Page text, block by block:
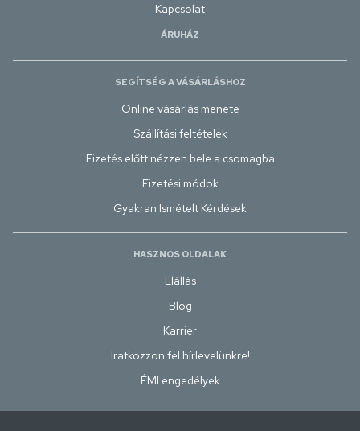
Kapcsolat
ÁRUHÁZ
SEGÍTSÉG A VÁSÁRLÁSHOZ
Online vásárlás menete
Szállítási feltételek
Fizetés előtt nézzen bele a csomagba
Fizetési módok
Gyakran Ismételt Kérdések
HASZNOS OLDALAK
Elállás
Blog
Karrier
Iratkozzon fel hírlevelünkre!
ÉMI engedélyek